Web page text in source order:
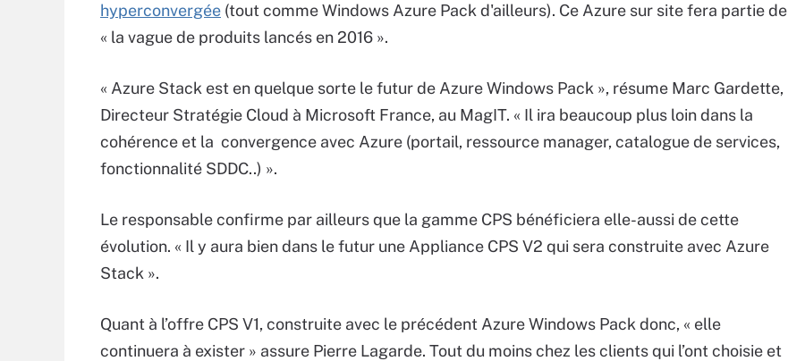
hyperconvergée (tout comme Windows Azure Pack d'ailleurs). Ce Azure sur site fera partie de
« la vague de produits lancés en 2016 ».
« Azure Stack est en quelque sorte le futur de Azure Windows Pack », résume Marc Gardette,
Directeur Stratégie Cloud à Microsoft France, au MagIT. « Il ira beaucoup plus loin dans la
cohérence et la convergence avec Azure (portail, ressource manager, catalogue de services,
fonctionnalité SDDC..) ».
Le responsable confirme par ailleurs que la gamme CPS bénéficiera elle-aussi de cette
évolution. « Il y aura bien dans le futur une Appliance CPS V2 qui sera construite avec Azure
Stack ».
Quant à l’offre CPS V1, construite avec le précédent Azure Windows Pack donc, « elle
continuera à exister » assure Pierre Lagarde. Tout du moins chez les clients qui l’ont choisie et